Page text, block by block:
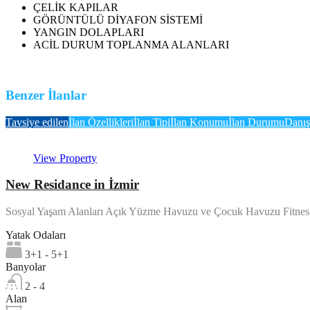
ÇELİK KAPILAR
GÖRÜNTÜLÜ DİYAFON SİSTEMİ
YANGIN DOLAPLARI
ACİL DURUM TOPLANMA ALANLARI
Benzer İlanlar
Tavsiye edilenİlan Özellikleriİlan Tipiİlan Konumuİlan Durumu
View Property
New Residance in İzmir
Sosyal Yaşam Alanları Açık Yüzme Havuzu ve Çocuk Havuzu
Yatak Odaları
3+1 - 5+1
Banyolar
2 - 4
Alan